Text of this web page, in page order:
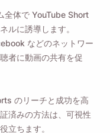
全体で YouTube Short
ルに誘導します。
などのネットワー
者に動画の共有を促
のリーチと成功を高
済みの方法は、可視性
立ちます。